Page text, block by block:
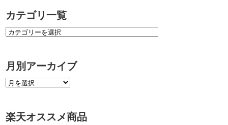
カテゴリ一覧
月別アーカイブ
楽天オススメ商品